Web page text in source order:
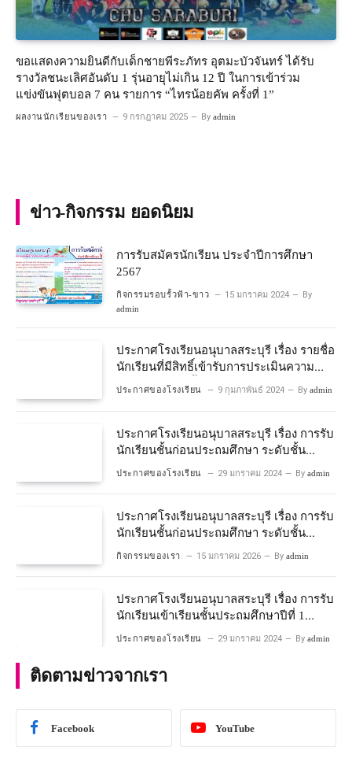
ขอแสดงความยินดีกับเด็กชายพีระภัทร อุตมะบัวจันทร์ ได้รับ
รางวัลชนะเลิศอันดับ 1 รุ่นอายุไม่เกิน 12 ปี ในการเข้าร่วม
แข่งขันฟุตบอล 7 คน รายการ “ไทรน้อยคัพ ครั้งที่ 1”
ผลงานนักเรียนของเรา 9 กรกฎาคม 2025 By admin
ข่าว-กิจกรรม ยอดนิยม
การรับสมัครนักเรียน ประจำปีการศึกษา
2567
กิจกรรมรอบรั้วฟ้า-ขาว 15 มกราคม 2024 By
admin
ประกาศโรงเรียนอนุบาลสระบุรี เรื่อง รายชื่อ
นักเรียนที่มีสิทธิ์เข้ารับการประเมินความ
พร้อมเข้าเรียนชั้นประถมศึกษาปีที่ 1
ประกาศของโรงเรียน 9 กุมภาพันธ์ 2024 By admin
ประกาศโรงเรียนอนุบาลสระบุรี เรื่อง การรับ
นักเรียนชั้นก่อนประถมศึกษา ระดับชั้น
ประกาศของโรงเรียน 29 มกราคม 2024 By admin
ประกาศโรงเรียนอนุบาลสระบุรี เรื่อง การรับ
นักเรียนชั้นก่อนประถมศึกษา ระดับชั้น
อนุบาลปีที่ ๒ ประจำปีการศึกษา ๒๕๖๙
กิจกรรมของเรา 15 มกราคม 2026 By admin
ประกาศโรงเรียนอนุบาลสระบุรี เรื่อง การรับ
นักเรียนเข้าเรียนชั้นประถมศึกษาปีที่ 1
โครงการห้องเรียนพิเศษ วิทยาศาสตร์ และ
ประกาศของโรงเรียน 29 มกราคม 2024 By admin
ติดตามข่าวจากเรา
Facebook YouTube